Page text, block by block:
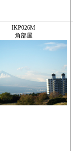
IKP026M
角部屋